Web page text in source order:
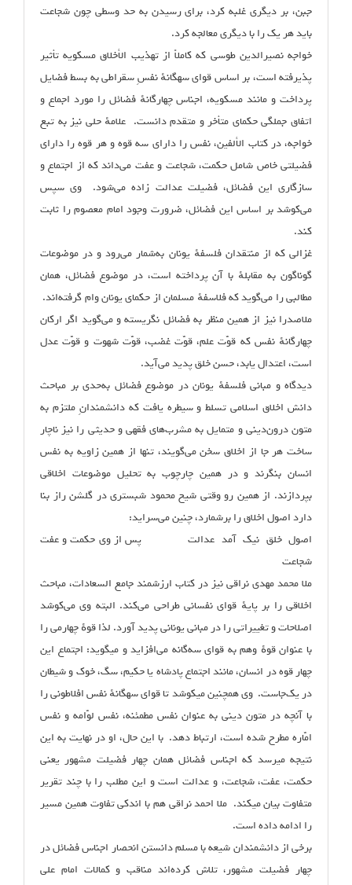
جبن، بر دیگری غلبه کرد، برای رسیدن به حد وسطی چون شجاعت
باید هر یک را با دیگری معالجه کرد.
خواجه نصیرالدین طوسی که کاملاً از تهذیب الأخلاق ‏مسکویه تأثیر
پذیرفته است، بر اساس قوای سه‏گانهٔ نفسِ سقراطی به بسط فضایل
پرداخت و مانند مسکویه، اجناس چهارگانهٔ فضائل را مورد اجماع و
اتفاق جملگی حکمای متأخر و متقدم دانست. علامهٔ حلی نیز به تبع
خواجه، در کتاب الألفین، نفس را دارای سه قوه و هر قوه را دارای
فضیلتی خاص شامل حکمت، شجاعت و عفت می‌داند که از اجتماع و
سازگاری این فضائل، فضیلت عدالت زاده می‌شود. وی سپس
می‌کوشد بر اساس این فضائل، ضرورت وجود امام معصوم را ثابت
کند.
غزالی که از منتقدان فلسفهٔ یونان به‌شمار می‌رود و در موضوعات
گوناگون به ‌مقابلهٔ با آن پرداخته است، در موضوع فضائل، همان
مطالبی را می‌گوید که فلاسفهٔ مسلمان از حکمای یونان وام گرفته‌اند.
ملاصدرا نیز از همین منظر به فضائل نگریسته و می‌گوید اگر ارکان
چهارگانهٔ نفس که قوّت علم، قوّت غضب، قوّت شهوت و قوّت عدل
است، اعتدال یابد، حسن خلق پدید می‌آید.
دیدگاه و مبانی فلسفهٔ یونان در موضوع فضائل به‌حدی بر مباحث
دانش اخلاق اسلامی تسلط و سیطره یافت که دانشمندانِ ملتزم به
متون درون‌دینی و متمایل به مشرب‌های فقهی و حدیثی را نیز ناچار
ساخت هر جا از اخلاق سخن می‌گویند، تنها از همین زاویه به نفس
انسان بنگرند و در همین چارچوب به تحلیل موضوعات اخلاقی
بپردازند. از همین رو وقتی شیخ محمود شبستری در گلشن راز بنا
دارد اصول اخلاق را برشمارد، چنین می‌سراید:
اصول خلق نیک آمد عدالت پس از وی حکمت و عفت
شجاعت
ملا محمد مهدی نراقی نیز در کتاب ارزشمند جامع السعادات، مباحث
اخلاقی را بر پایهٔ قوای نفسانی طراحی می‌کند. البته وی می‌کوشد
اصلاحات و تغییراتی را در مبانی یونانی پدید آورد. لذا قوهٔ‌ چهارمی را
با عنوان قوهٔ وهم به قوای سه‌گانه می‌افزاید و می‏گوید: اجتماع این
چهار قوه در انسان، مانند اجتماع پادشاه یا حکیم، سگ، خوک و شیطان
در یک‌جاست. وی همچنین می‏کوشد تا قوای سه‏گانهٔ نفس افلاطونی را
با آنچه در متون دینی به عنوان نفس مطمئنه، نفس لوّامه و نفس
امّاره مطرح شده است، ارتباط دهد. با این حال، او در نهایت به این
نتیجه می‏رسد که اجناس فضائل همان چهار فضیلت مشهور یعنی
حکمت، عفت، شجاعت، و عدالت است و این مطلب را با چند تقریر
متفاوت بیان می‏کند. ملا احمد نراقی هم با اندکی تفاوت همین مسیر
را ادامه داده است.
برخی از دانشمندان شیعه با مسلم دانستن انحصار اجناس فضائل در
چهار فضیلت مشهور، تلاش کرده‌اند مناقب و کمالات امام علی